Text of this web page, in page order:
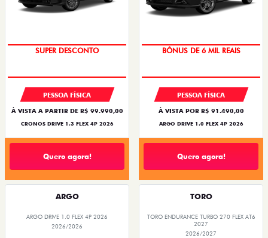
BÔNUS DE ATÉ R$ 14 MIL
PESSOA FÍSICA
À VISTA A PARTIR DE R$ 99.990,00
CRONOS DRIVE 1.3 FLEX 4P 2026
Quero agora!
TAXA ZERO
PESSOA FÍSICA
À VISTA POR R$ 91.490,00
ARGO DRIVE 1.0 FLEX 4P 2026
Quero agora!
ARGO
ARGO DRIVE 1.0 FLEX 4P 2026
2026/2026
TORO
TORO ENDURANCE TURBO 270 FLEX AT6
2027
2026/2027